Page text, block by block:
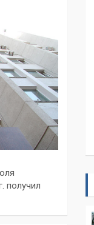
получил